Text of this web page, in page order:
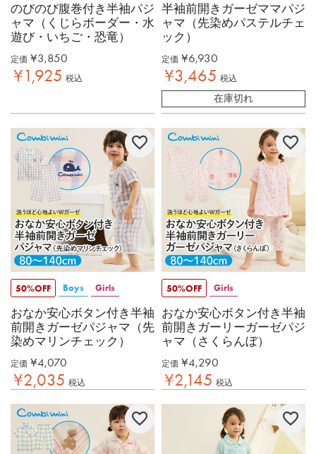
のびのび腹巻付き半袖パジ
ャマ（くじらボーダー・水
遊び・いちご・恐竜）
定価 ¥3,850
¥1,925 税込
半袖前開きガーゼママパジ
ャマ（先染めパステルチェ
ック）
定価 ¥6,930
¥3,465 税込
在庫切れ
50%OFF Boys Girls
おなか安心ボタン付き半袖
前開きガーゼパジャマ（先
染めマリンチェック）
定価 ¥4,070
¥2,035 税込
50%OFF Girls
おなか安心ボタン付き半袖
前開きガーリーガーゼパジ
ャマ（さくらんぼ）
定価 ¥4,290
¥2,145 税込